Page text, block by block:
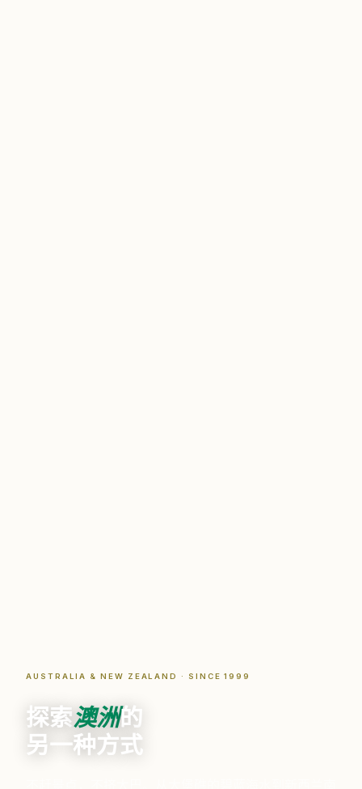
AUSTRALIA & NEW ZEALAND · SINCE 1999
探索澳洲的
另一种方式